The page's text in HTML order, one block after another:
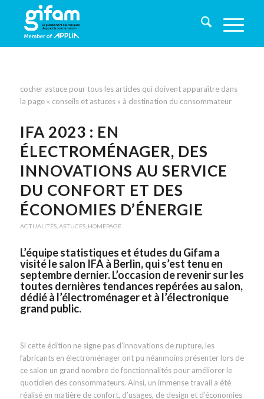
cocher astuce pour tous les articles qui doivent apparaître dans
la page « conseils et astuces » à destination du consommateur
IFA 2023 : EN
ÉLECTROMÉNAGER, DES
INNOVATIONS AU SERVICE
DU CONFORT ET DES
ÉCONOMIES D’ÉNERGIE
ACTUALITÉS, ASTUCES, HOMEPAGE
L’équipe statistiques et études du Gifam a
visité le salon IFA à Berlin, qui s’est tenu en
septembre dernier. L’occasion de revenir sur les
toutes dernières tendances repérées au salon,
dédié à l’électroménager et à l’électronique
grand public.
Si cette édition ne signe pas d’innovations de rupture, les
fabricants en électroménager ont pu néanmoins présenter lors de
ce salon un grand nombre de fonctionnalités pour améliorer le
quotidien des consommateurs. Ainsi, un immense travail a été
réalisé en matière de confort, d’usages, de design et d’économies